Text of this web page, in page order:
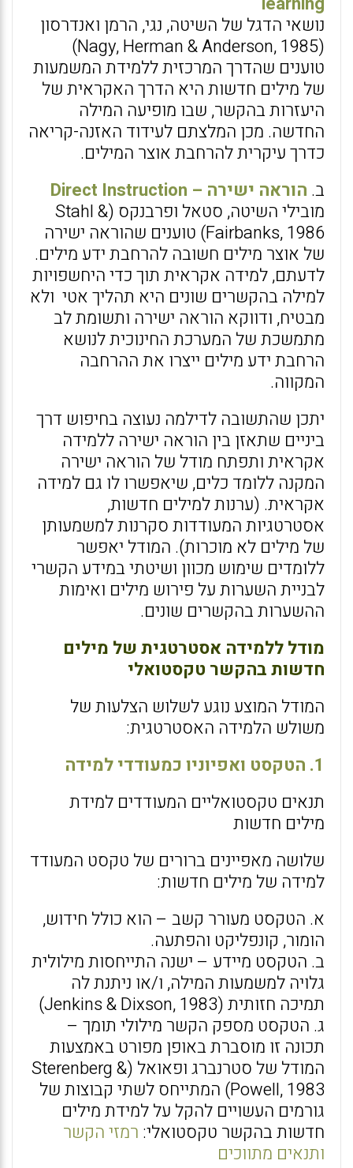
נושאי הדגל של השיטה, נגי, הרמן ואנדרסון
(Nagy, Herman & Anderson, 1985)
טוענים שהדרך המרכזית ללמידת המשמעות
של מילים חדשות היא הדרך האקראית של
היעזרות בהקשר, שבו מופיעה המילה
החדשה. מכן המלצתם לעידוד האזנה-קריאה
כדרך עיקרית להרחבת אוצר המילים.
ב. הוראה ישירה – Direct Instruction
מובילי השיטה, סטאל ופרבנקס (Stahl &
Fairbanks, 1986) טוענים שהוראה ישירה
של אוצר מילים חשובה להרחבת ידע מילים.
לדעתם, למידה אקראית תוך כדי היחשפויות
למילה בהקשרים שונים היא תהליך אטי ולא
מבטיח, ודווקא הוראה ישירה ותשומת לב
מתמשכת של המערכת החינוכית לנושא
הרחבת ידע מילים ייצרו את ההרחבה
המקווה.
יתכן שהתשובה לדילמה נעוצה בחיפוש דרך
ביניים שתאזן בין הוראה ישירה ללמידה
אקראית ותפתח מודל של הוראה ישירה
המקנה ללומד כלים, שיאפשרו לו גם למידה
אקראית. (ערנות למילים חדשות,
אסטרטגיות המעודדות סקרנות למשמעותן
של מילים לא מוכרות). המודל יאפשר
ללומדים שימוש מכוון ושיטתי במידע הקשרי
לבניית השערות על פירוש מילים ואימות
ההשערות בהקשרים שונים.
מודל ללמידה אסטרטגית של מילים
חדשות בהקשר טקסטואלי
המודל המוצע נוגע לשלוש הצלעות של
משולש הלמידה האסטרטגית:
1. הטקסט ואפיוניו כמעודדי למידה
תנאים טקסטואליים המעודדים למידת
מילים חדשות
שלושה מאפיינים ברורים של טקסט המעודד
למידה של מילים חדשות:
א. הטקסט מעורר קשב – הוא כולל חידוש,
הומור, קונפליקט והפתעה.
ב. הטקסט מיידע – ישנה התייחסות מילולית
גלויה למשמעות המילה, ו/או ניתנת לה
תמיכה חזותית (Jenkins & Dixson, 1983)
ג. הטקסט מספק הקשר מילולי תומך –
תכונה זו מוסברת באופן מפורט באמצעות
המודל של סטרנברג ופאואל (Sterenberg &
Powell, 1983) המתייחס לשתי קבוצות של
גורמים העשויים להקל על למידת מילים
חדשות בהקשר טקסטואלי: רמזי הקשר
ותנאים מתווכים